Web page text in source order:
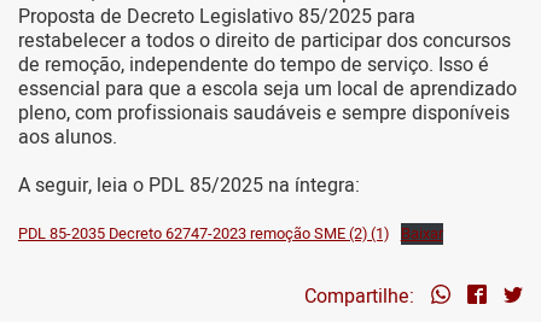
Proposta de Decreto Legislativo 85/2025 para
restabelecer a todos o direito de participar dos concursos
de remoção, independente do tempo de serviço. Isso é
essencial para que a escola seja um local de aprendizado
pleno, com profissionais saudáveis e sempre disponíveis
aos alunos.
A seguir, leia o PDL 85/2025 na íntegra:
PDL 85-2035 Decreto 62747-2023 remoção SME (2) (1) Baixar
Compartilhe: